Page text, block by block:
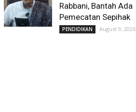
Rabbani, Bantah Ada
Pemecatan Sepihak
PENDIDIKAN August 9, 2026